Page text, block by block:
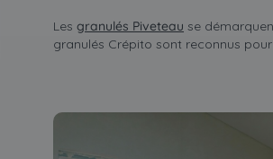
Lesgranulés Piveteau se
granulés Crépito sont reconnus